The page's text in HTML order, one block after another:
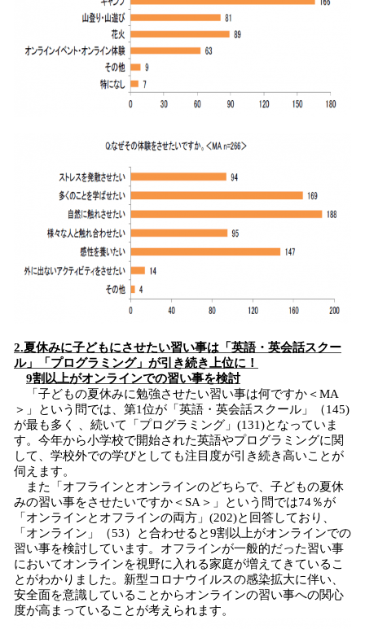
2.夏休みに子どもにさせたい習い事は「英語・英会話スクー
ル」「プログラミング」が引き続き上位に！
9割以上がオンラインでの習い事を検討
「子どもの夏休みに勉強させたい習い事は何ですか＜MA
＞」という問では、第1位が「英語・英会話スクール」（145)
が最も多く 、続いて「プログラミング」(131)となっていま
す。今年から小学校で開始された英語やプログラミングに関
して、学校外での学びとしても注目度が引き続き高いことが
伺えます。
また「オフラインとオンラインのどちらで、子どもの夏休
みの習い事をさせたいですか＜SA＞」という問では74％が
「オンラインとオフラインの両方」(202)と回答しており、
「オンライン」（53）と合わせると9割以上がオンラインでの
習い事を検討しています。オフラインが一般的だった習い事
においてオンラインを視野に入れる家庭が増えてきているこ
とがわかりました。新型コロナウイルスの感染拡大に伴い、
安全面を意識していることからオンラインの習い事への関心
度が高まっていることが考えられます。